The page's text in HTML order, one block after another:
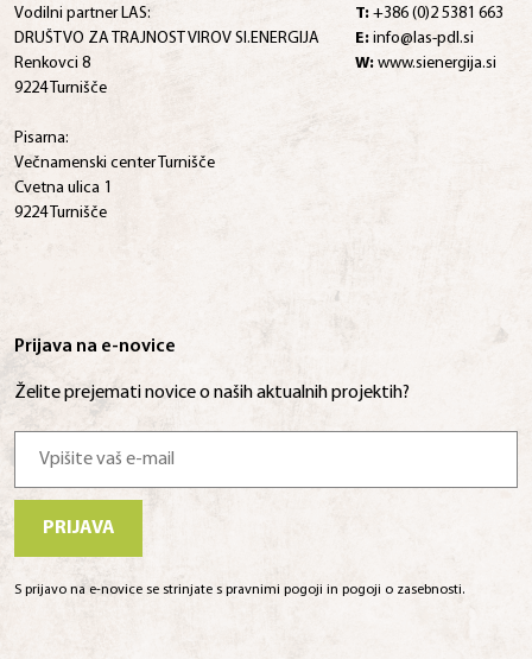
Vodilni partner LAS:
DRUŠTVO ZA TRAJNOST VIROV SI.ENERGIJA
Renkovci 8
9224 Turnišče
Pisarna:
Večnamenski center Turnišče
Cvetna ulica 1
9224 Turnišče
T: +386 (0)2 5381 663
E: info@las-pdl.si
W: www.sienergija.si
Prijava na e-novice
Želite prejemati novice o naših aktualnih projektih?
PRIJAVA
S prijavo na e-novice se strinjate s pravnimi pogoji in pogoji o zasebnosti.